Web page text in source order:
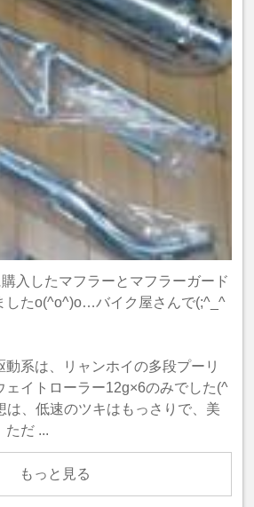
入したマフラーとマフラーガード
したo(^o^)o…バイク屋さんで(;^_^
動系は、リャンホイの多段プーリ
ェイトローラー12g×6のみでした(^
は、低速のツキはもっさりで、美
ただ ...
もっと見る